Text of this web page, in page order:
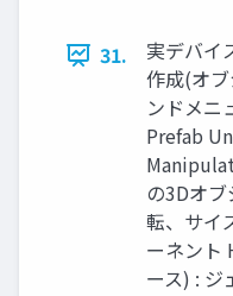
31.
実デバイ
作成(オ
ンドメニ
Prefab
の3Dオ
転、サイ
ーネント
ース) : ジ